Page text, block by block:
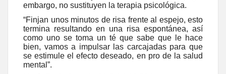
embargo, no sustituyen la terapia psicológica.
“Finjan unos minutos de risa frente al espejo, esto
termina resultando en una risa espontánea, así
como uno se toma un té que sabe que le hace
bien, vamos a impulsar las carcajadas para que
se estimule el efecto deseado, en pro de la salud
mental”.